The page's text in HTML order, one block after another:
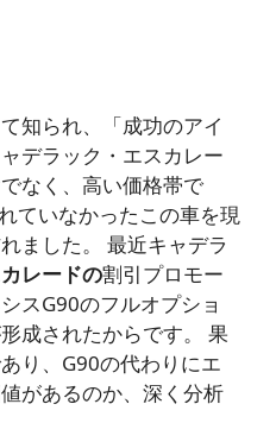
知られ、「成功のアイ
デラック・エスカレー
なく、高い価格帯で
ていなかったこの車を現
ました。 最近キャデラ
レードの割引プロモー
スG90のフルオプショ
成されたからです。 果
り、G90の代わりにエ
があるのか、深く分析